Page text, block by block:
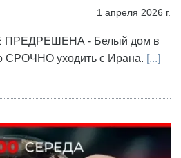
1 апреля 2026 г.
ПРЕДРЕШЕНА - Белый дом в
СРОЧНО уходить с Ирана. [...]